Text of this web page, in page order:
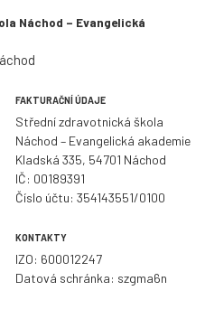
Náchod – Evangelická
FAKTURAČNÍ ÚDAJE
Střední zdravotnická škola
Náchod – Evangelická akademie
Kladská 335, 54701 Náchod
IČ: 00189391
Číslo účtu: 354143551/0100
KONTAKTY
IZO: 600012247
Datová schránka: szgma6n